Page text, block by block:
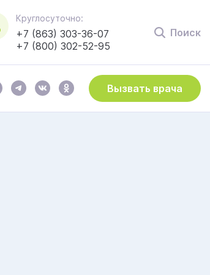
Круглосуточно:
+7 (863) 303-36-07
+7 (800) 302-52-95
Поиск
Вызвать врача